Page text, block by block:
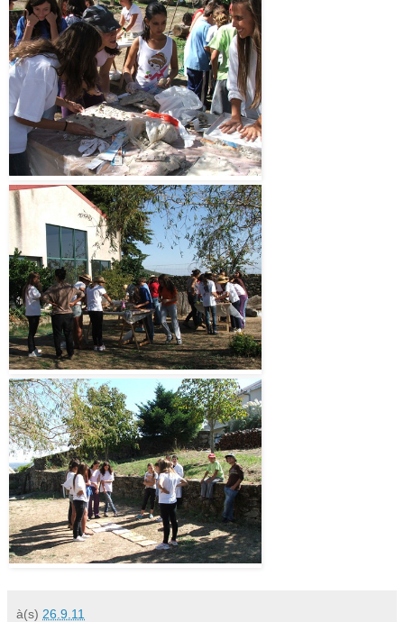
à(s) 26.9.11